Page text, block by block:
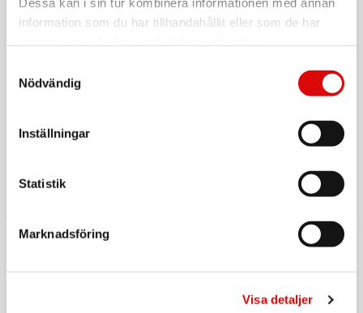
information som du har tillhandahållit eller som de har
Nödvändig
Inställningar
Statistik
Marknadsföring
Visa detaljer
Ladda upp inför hösten med ett handplockat sortiment av
produkter utvalda för säsongens efterfrågan och
KAMPANJ